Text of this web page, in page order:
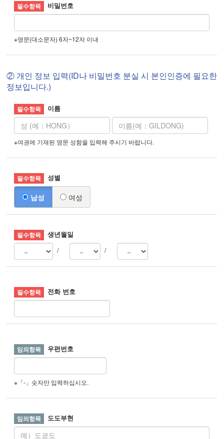
비밀번호
※영문(대소문자) 6자~12자 이내
② 개인 정보 입력(ID나 비밀번호 분실 시 본인인증에 필요한
정보입니다.)
이름
※여권에 기재된 영문 성함을 입력해 주시기 바랍니다.
성별
남성 여성
생년월일
/
/
전화 번호
우편번호
※「-」숫자만 입력하십시오.
도도부현